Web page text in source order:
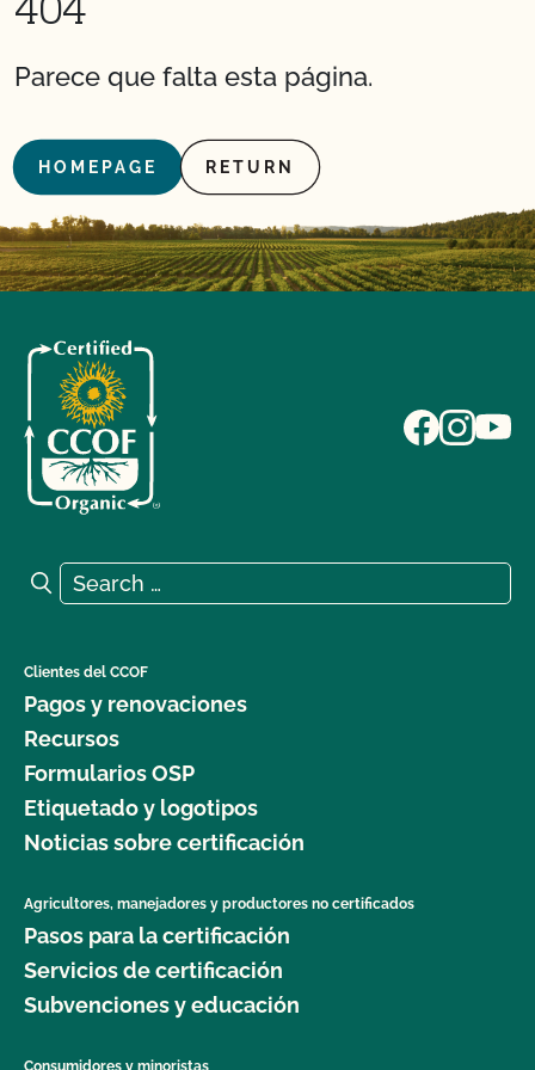
404
Parece que falta esta página.
HOMEPAGE RETURN
Search for:
Search
Clientes del CCOF
Pagos y renovaciones
Recursos
Formularios OSP
Etiquetado y logotipos
Noticias sobre certificación
Agricultores, manejadores y productores no certificados
Pasos para la certificación
Servicios de certificación
Subvenciones y educación
Consumidores y minoristas